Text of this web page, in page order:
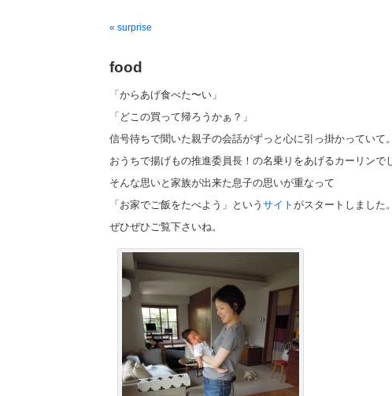
« surprise
food
「からあげ食べた〜い」
「どこの買って帰ろうかぁ？」
信号待ちで聞いた親子の会話がずっと心に引っ掛かっていて
おうちで揚げもの推進委員長！の名乗りをあげるカーリンで
そんな思いと家族が出来た息子の思いが重なって
「お家でご飯をたべよう」という サイト がスタートしました。
ぜひぜひご覧下さいね。